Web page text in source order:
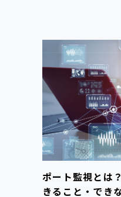
ポート監視とは
きること・でき